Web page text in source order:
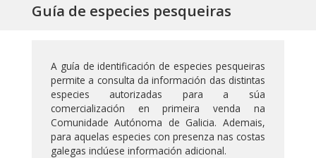
Guía de especies pesqueiras
A guía de identificación de especies pesqueiras
permite a consulta da información das distintas
especies autorizadas para a súa
comercialización en primeira venda na
Comunidade Autónoma de Galicia. Ademais,
para aquelas especies con presenza nas costas
galegas inclúese información adicional.